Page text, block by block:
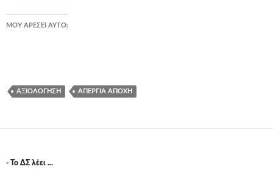
ΜΟΥ ΑΡΈΣΕΙ ΑΥΤΌ:
ΑΞΙΟΛΌΓΗΣΗ ΑΠΕΡΓΊΑ ΑΠΟΧΉ
- Το ΔΣ λέει ...